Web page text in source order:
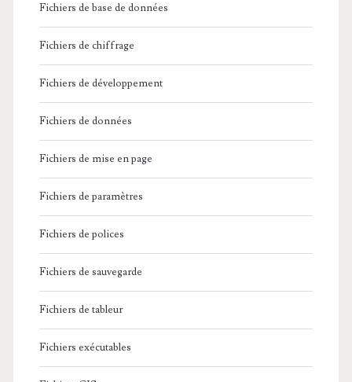
Fichiers de base de données
Fichiers de chiffrage
Fichiers de développement
Fichiers de données
Fichiers de mise en page
Fichiers de paramètres
Fichiers de polices
Fichiers de sauvegarde
Fichiers de tableur
Fichiers exécutables